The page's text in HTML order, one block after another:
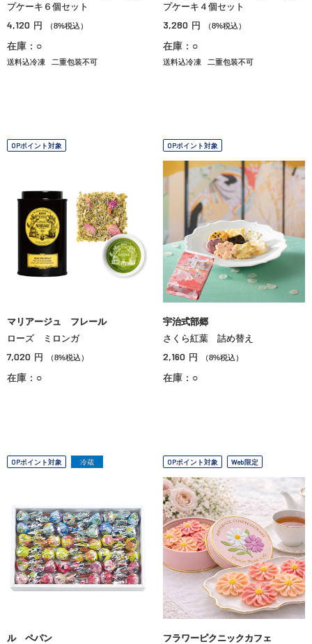
プケーキ６個セット
4,120 円 （8%税込）
在庫：○
送料込冷凍 二重包装不可
プケーキ４個セット
3,280 円 （8%税込）
在庫：○
送料込冷凍 二重包装不可
OPポイント対象
マリアージュ フレール
ローズ ミロンガ
7,020 円 （8%税込）
在庫：○
OPポイント対象
宇治式部郷
さくら紅葉 詰め替え
2,160 円 （8%税込）
在庫：○
OPポイント対象 冷蔵
ル ペパン
OPポイント対象 Web限定
フラワーピクニックカフェ